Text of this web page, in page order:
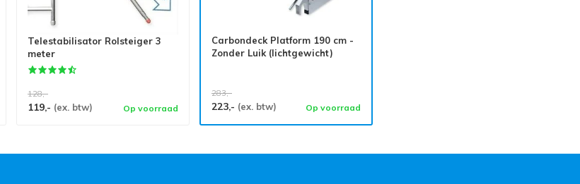
Telestabilisator Rolsteiger 3
meter
128,-
119,- (ex. btw) Op voorraad
Carbondeck Platform 190 cm -
Zonder Luik (lichtgewicht)
283,-
223,- (ex. btw) Op voorraad